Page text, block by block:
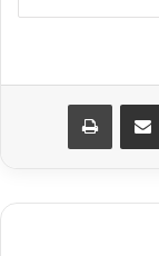
اشتراک گذاری از طریق ایمیل چاپ